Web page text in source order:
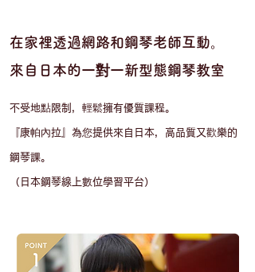
在家裡透過網路和鋼琴老師互動。
​來自日本的一對一新型態鋼琴教室
不受地點限制，輕鬆擁有優質課程。
『康帕內拉』為您提供來自日本，高品質又歡樂的
鋼琴課。
​（日本鋼琴線上數位學習平台）